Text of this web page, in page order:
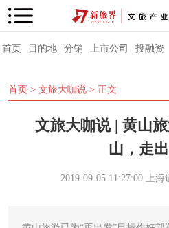
首页 目的地 分销 上市公司 投融资
首页 > 文旅大咖说 > 正文
文旅大咖说 | 黄山
山，走出
2019-09-05 11:27:00 上海